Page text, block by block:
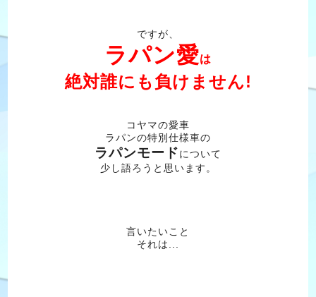
ですが、
ラパン愛は
絶対誰にも負けません!
コヤマの愛車
ラパンの特別仕様車の
ラパンモードについて
少し語ろうと思います。
言いたいこと
それは...